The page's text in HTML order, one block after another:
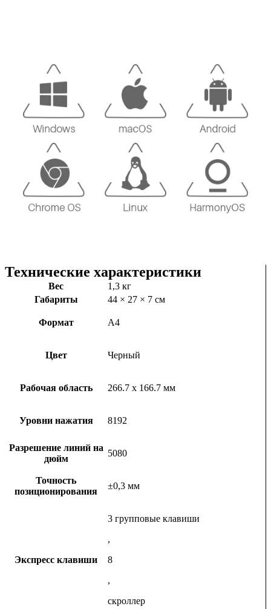
Технические характеристики
Вес
1,3 кг
Габариты
44 × 27 × 7 см
Формат А4
Цвет Черный
Рабочая область 266.7 x 166.7 мм
Уровни нажатия 8192
Разрешение линий на
дюйм
5080
Точность
позиционирования
±0,3 мм
Экспресс клавиши
3 групповые клавиши
,
8
,
скроллер